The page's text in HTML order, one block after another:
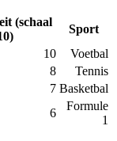
Sport
(schaal
Voetbal
10
Tennis
8
Basketbal
7
Formule
1
6